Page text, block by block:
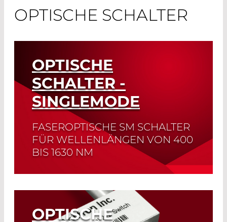
OPTISCHE SCHALTER
OPTISCHE
SCHALTER -
SINGLEMODE
FASEROPTISCHE SM SCHALTER
FÜR WELLENLÄNGEN VON 400
BIS 1630 NM
Read More
OPTISCHE